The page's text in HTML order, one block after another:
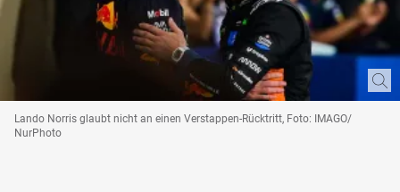
Lando Norris glaubt nicht an einen Verstappen-Rücktritt, Foto: IMAGO/
NurPhoto